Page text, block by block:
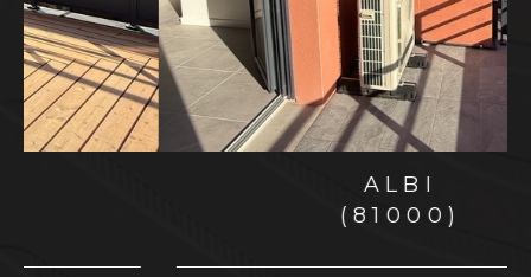
région Occitanie, L'Avenue agence
Immobilière du Grand Albigeois vous propose
le savoir-faire et l'expertise de ses agents
immobiliers.
jouissant d'une excellente
réputation ? Vous désirez vendre votre
propriété rapidement à Albi et ses environs ?